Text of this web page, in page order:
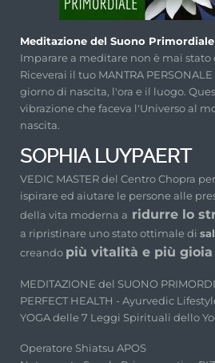
Meditazione del Suono Primordiale
Imparare a meditare non è mai stato
Riceverai il tuo MANTRA
giorno di nascita, l'ora e il luogo.
vibrazione che faceva l'Universo al
nascita.
SOPHIA LUYPAERT
VEDIC MASTER del Centro Chopra
ispirare ed aiutare le persone alle
della vita moderna a ridurre lo
a ripristinare uno stato ottimale di
creando più vitalità e più
MEDITAZIONE del SUONO
PERFECT HEALTH - Ayurvedic
YOGA delle 7 Leggi Spirituali dello
Operatore Shiatsu APOS